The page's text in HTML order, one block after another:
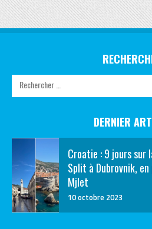
DERNIER
Croatie : 9 jours sur
Split à Dubrovnik,
Mjlet
10 octobre 2023